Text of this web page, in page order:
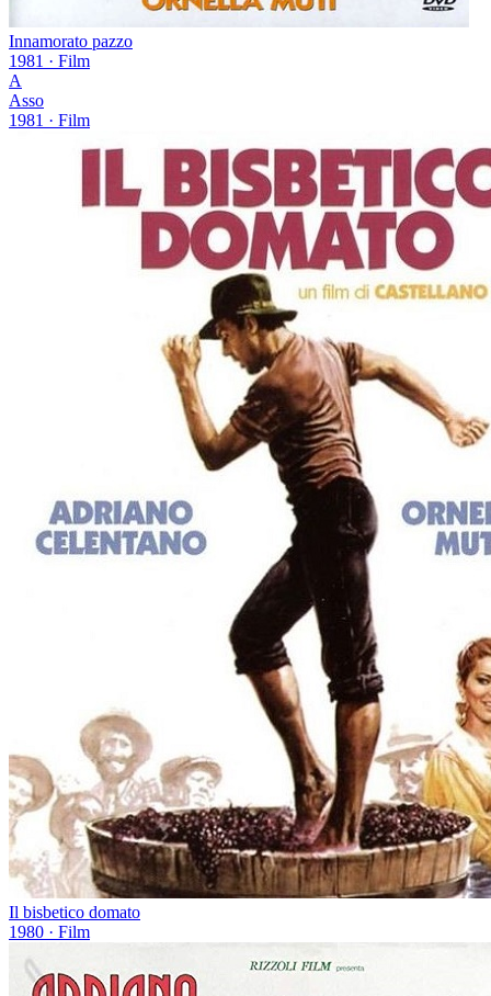
Innamorato pazzo
1981 · Film
A
Asso
1981 · Film
Il bisbetico domato
1980 · Film